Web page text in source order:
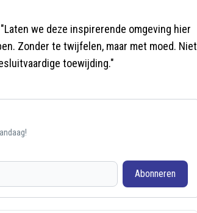
we deze inspirerende omgeving hier
Zonder te twijfelen, maar met moed. Niet
toewijding."
Abonneren